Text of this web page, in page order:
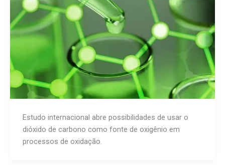
Estudo internacional abre possibilidades de usar o
dióxido de carbono como fonte de oxigênio em
processos de oxidação.